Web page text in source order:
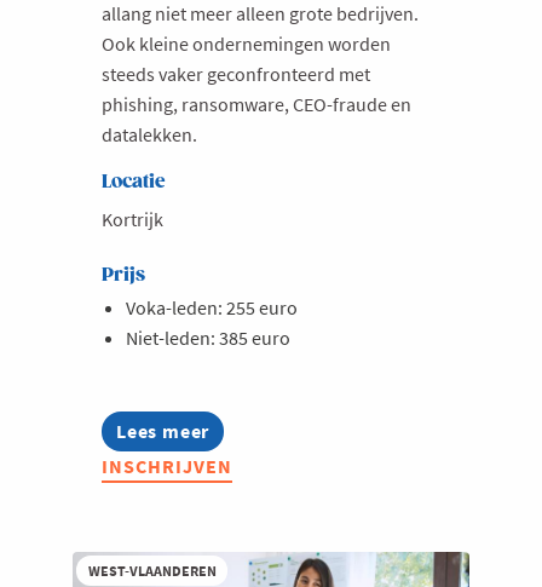
allang niet meer alleen grote bedrijven.
Ook kleine ondernemingen worden
steeds vaker geconfronteerd met
phishing, ransomware, CEO-fraude en
datalekken.
Locatie
Kortrijk
Prijs
Voka-leden: 255 euro
Niet-leden: 385 euro
Lees meer
about
Opleiding:
Cybersecurity
INSCHRIJVEN
WEST-VLAANDEREN